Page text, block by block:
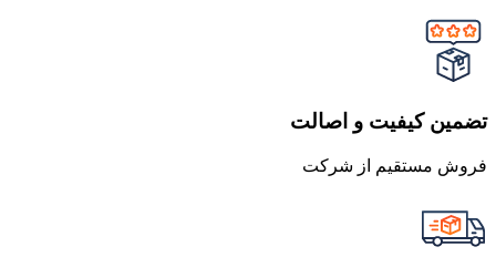
تضمین کیفیت و اصالت
فروش مستقیم از شرکت